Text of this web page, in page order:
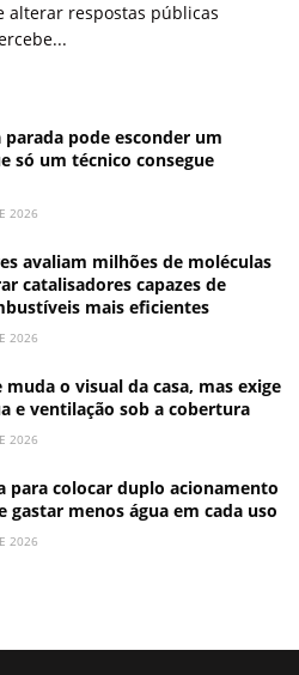
alterar respostas públicas
pode esconder um
só um técnico consegue
2026
avaliam milhões de moléculas
catalisadores capazes de
mais eficientes
2026
muda o visual da casa, mas exige
e ventilação sob a cobertura
2026
para colocar duplo acionamento
gastar menos água em cada uso
2026